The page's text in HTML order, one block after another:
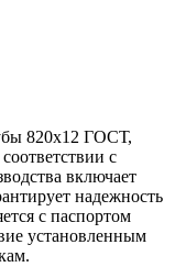
820х12 ГОСТ,
с
включает
надежность
с паспортом
установленным